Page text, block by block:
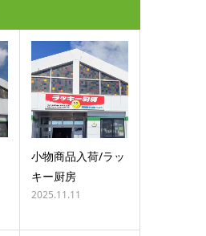
小物商品入荷/ラッ
キー厨房
2025.11.11